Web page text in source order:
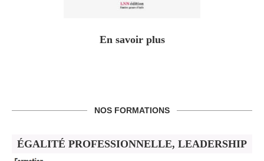
En savoir plus
NOS FORMATIONS
ÉGALITÉ PROFESSIONNELLE, LEADERSHIP